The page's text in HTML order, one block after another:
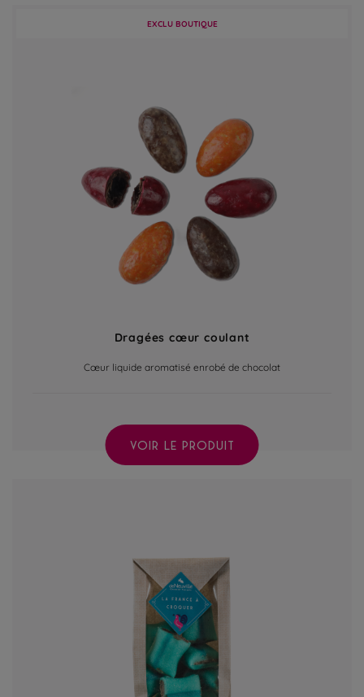
EXCLU BOUTIQUE
Dragées cœur coulant
Cœur liquide aromatisé enrobé de chocolat
VOIR LE PRODUIT